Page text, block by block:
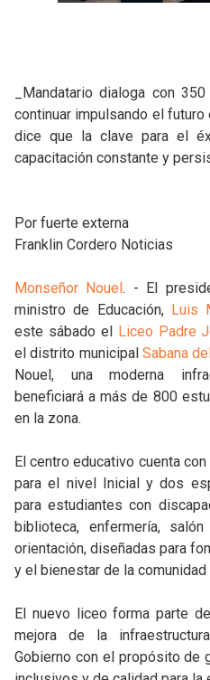
_Mandatario dialoga con
continuar impulsando el
dice que la clave para el
capacitación constante y
Por fuerte externa
Franklin Cordero Noticias
Monseñor Nouel. - El
ministro de Educación, Luis
este sábado el Liceo Padre
el distrito municipal Sabana
Nouel, una moderna
beneficiará a más de 800
en la zona.
El centro educativo cuenta
para el nivel Inicial y dos
para estudiantes con
biblioteca, enfermería,
orientación, diseñadas para
y el bienestar de la comunidad
El nuevo liceo forma parte
mejora de la
Gobierno con el propósito de